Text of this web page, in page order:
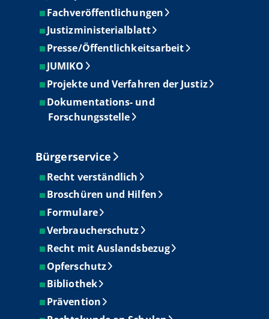
Fachveröffentlichungen
Justizministerialblatt
Presse/Öffentlichkeitsarbeit
JUMIKO
Projekte und Verfahren der Justiz
Dokumentations- und
Forschungsstelle
Bürgerservice
Recht verständlich
Broschüren und Hilfen
Formulare
Verbraucherschutz
Recht mit Auslandsbezug
Opferschutz
Bibliothek
Prävention